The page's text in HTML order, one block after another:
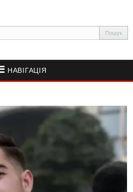
НАВІГАЦІЯ